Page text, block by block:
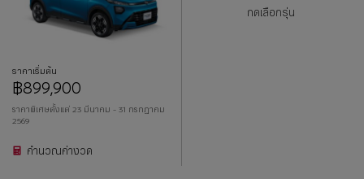
ราคาเริ่มต้น
฿899,900
ราคาพิเศษตั้งแต่ 23 มีนาคม - 31 กรกฎาคม
2569
คำนวณค่างวด
กดเลือกรุ่น